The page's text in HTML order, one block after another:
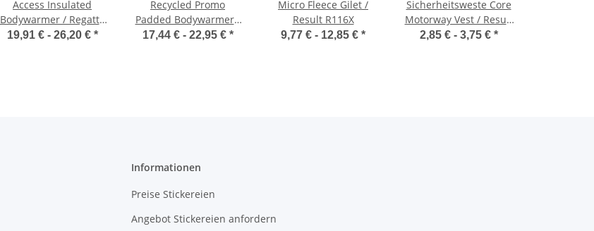
Access Insulated
Bodywarmer / Regatta
TRA842
19,91 € - 26,20 € *
Recycled Promo
Padded Bodywarmer /
Result R244X
17,44 € - 22,95 € *
Micro Fleece Gilet /
Result R116X
9,77 € - 12,85 € *
Sicherheitsweste Core
Motorway Vest / Result
R201X
2,85 € - 3,75 € *
Informationen
Preise Stickereien
Angebot Stickereien anfordern